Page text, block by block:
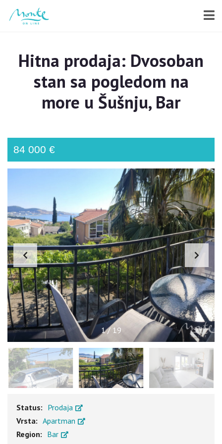
Hitna prodaja: Dvosoban
stan sa pogledom na
more u Šušnju, Bar
84 000 €
1/ 19
Status: Prodaja
Vrsta: Apartman
Region: Bar